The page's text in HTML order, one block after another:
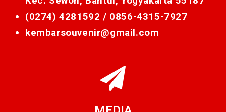
(0274) 4281592 / 0856-4315-7927
kembarsouvenir@gmail.com